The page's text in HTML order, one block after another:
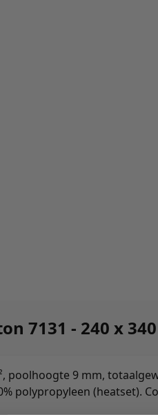
7131 - 240 x
poolhoogte 9 mm,
polypropyleen (heatset).